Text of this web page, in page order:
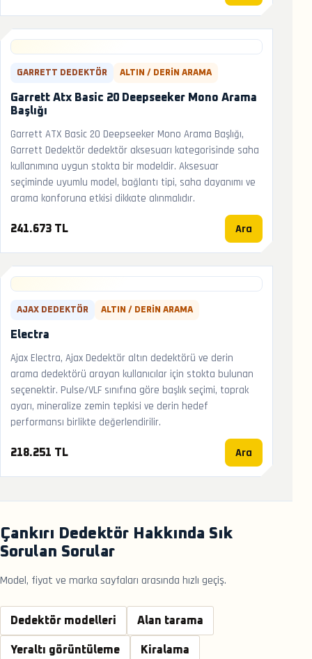
GARRETT DEDEKTÖR ALTIN / DERIN ARAMA
Garrett Atx Basic 20 Deepseeker Mono Arama
Başlığı
Garrett ATX Basic 20 Deepseeker Mono Arama Başlığı,
Garrett Dedektör dedektör aksesuarı kategorisinde saha
kullanımına uygun stokta bir modeldir. Aksesuar
seçiminde uyumlu model, bağlantı tipi, saha dayanımı ve
arama konforuna etkisi dikkate alınmalıdır.
241.673 TL Ara
AJAX DEDEKTÖR ALTIN / DERIN ARAMA
Electra
Ajax Electra, Ajax Dedektör altın dedektörü ve derin
arama dedektörü arayan kullanıcılar için stokta bulunan
seçenektir. Pulse/VLF sınıfına göre başlık seçimi, toprak
ayarı, mineralize zemin tepkisi ve derin hedef
performansı birlikte değerlendirilir.
218.251 TL Ara
Çankırı Dedektör Hakkında Sık
Sorulan Sorular
Model, fiyat ve marka sayfaları arasında hızlı geçiş.
Dedektör modelleri Alan tarama
Yeraltı görüntüleme Kiralama